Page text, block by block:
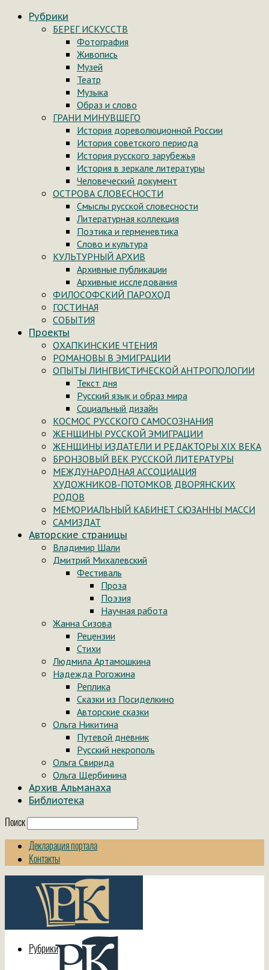
Рубрики
БЕРЕГ ИСКУССТВ
Фотография
Живопись
Музей
Театр
Музыка
Образ и слово
ГРАНИ МИНУВШЕГО
История дореволюционной России
История советского периода
История русского зарубежья
История в зеркале литературы
Человеческий документ
ОСТРОВА СЛОВЕСНОСТИ
Смыслы русской словесности
Литературная коллекция
Поэтика и герменевтика
Слово и культура
КУЛЬТУРНЫЙ АРХИВ
Архивные публикации
Архивные исследования
ФИЛОСОФСКИЙ ПАРОХОД
ГОСТИНАЯ
СОБЫТИЯ
Проекты
ОХАПКИНСКИЕ ЧТЕНИЯ
РОМАНОВЫ В ЭМИГРАЦИИ
ОПЫТЫ ЛИНГВИСТИЧЕСКОЙ АНТРОПОЛОГИИ
Текст дня
Русский язык и образ мира
Социальный дизайн
КОСМОС РУССКОГО САМОСОЗНАНИЯ
ЖЕНЩИНЫ РУССКОЙ ЭМИГРАЦИИ
ЖЕНЩИНЫ ИЗДАТЕЛИ И РЕДАКТОРЫ XIX ВЕКА
БРОНЗОВЫЙ ВЕК РУССКОЙ ЛИТЕРАТУРЫ
МЕЖДУНАРОДНАЯ АССОЦИАЦИЯ
ХУДОЖНИКОВ-ПОТОМКОВ ДВОРЯНСКИХ
РОДОВ
МЕМОРИАЛЬНЫЙ КАБИНЕТ СЮЗАННЫ МАССИ
САМИЗДАТ
Авторские страницы
Владимир Шали
Дмитрий Михалевский
Фестиваль
Проза
Поэзия
Научная работа
Жанна Сизова
Рецензии
Стихи
Людмила Артамошкина
Надежда Рогожина
Реплика
Сказки из Посиделкино
Авторские сказки
Ольга Никитина
Путевой дневник
Русский некрополь
Ольга Свирида
Ольга Щербинина
Архив Альманаха
Библиотека
Поиск
Декларация портала
Контакты
Рубрики